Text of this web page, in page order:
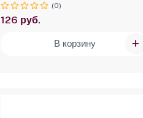
(0)
126 руб.
В корзину